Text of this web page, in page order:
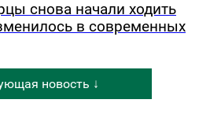
снова начали ходить
в современных
новость ↓